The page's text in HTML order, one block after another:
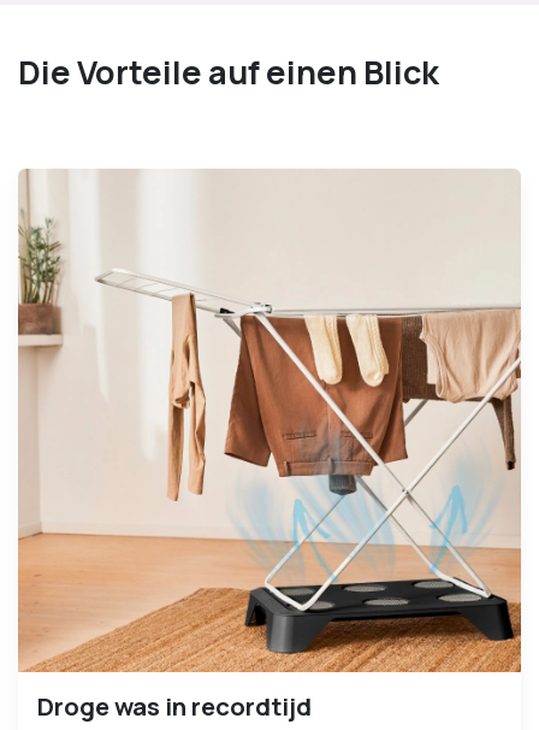
Die Vorteile auf einen Blick
Droge was in recordtijd